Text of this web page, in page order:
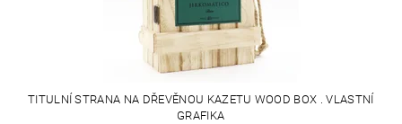
TITULNÍ STRANA NA DŘEVĚNOU KAZETU WOOD BOX . VLASTNÍ
GRAFIKA